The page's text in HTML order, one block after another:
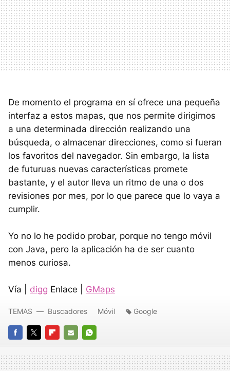
De momento el programa en sí ofrece una pequeña
interfaz a estos mapas, que nos permite dirigirnos
a una determinada dirección realizando una
búsqueda, o almacenar direcciones, como si fueran
los favoritos del navegador. Sin embargo, la lista
de futuruas nuevas características promete
bastante, y el autor lleva un ritmo de una o dos
revisiones por mes, por lo que parece que lo vaya a
cumplir.
Yo no lo he podido probar, porque no tengo móvil
con Java, pero la aplicación ha de ser cuanto
menos curiosa.
Vía | digg Enlace | GMaps
FACEBOOK
TWITTERFLIPBOARD
E-
MAIL
WHATSAPP
TEMAS Buscadores Móvil Google